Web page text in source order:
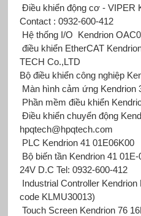
Điều khiển động cơ - VIPER
Contact : 0932-600-412
Hệ thống I/O Kendrion
điều khiển EtherCAT
TECH Co.,LTD
Bộ điều khiển công nghiệp
Màn hình cảm ứng Kendrion
Phần mềm điều khiển
Điều khiển chuyển động
hpqtech@hpqtech.com
PLC Kendrion 41 01E06K00
Bộ biến tần Kendrion 41
24V D.C Tel: 0932-600-412
Industrial Controller
code KLMU30013)
Touch Screen Kendrion 76